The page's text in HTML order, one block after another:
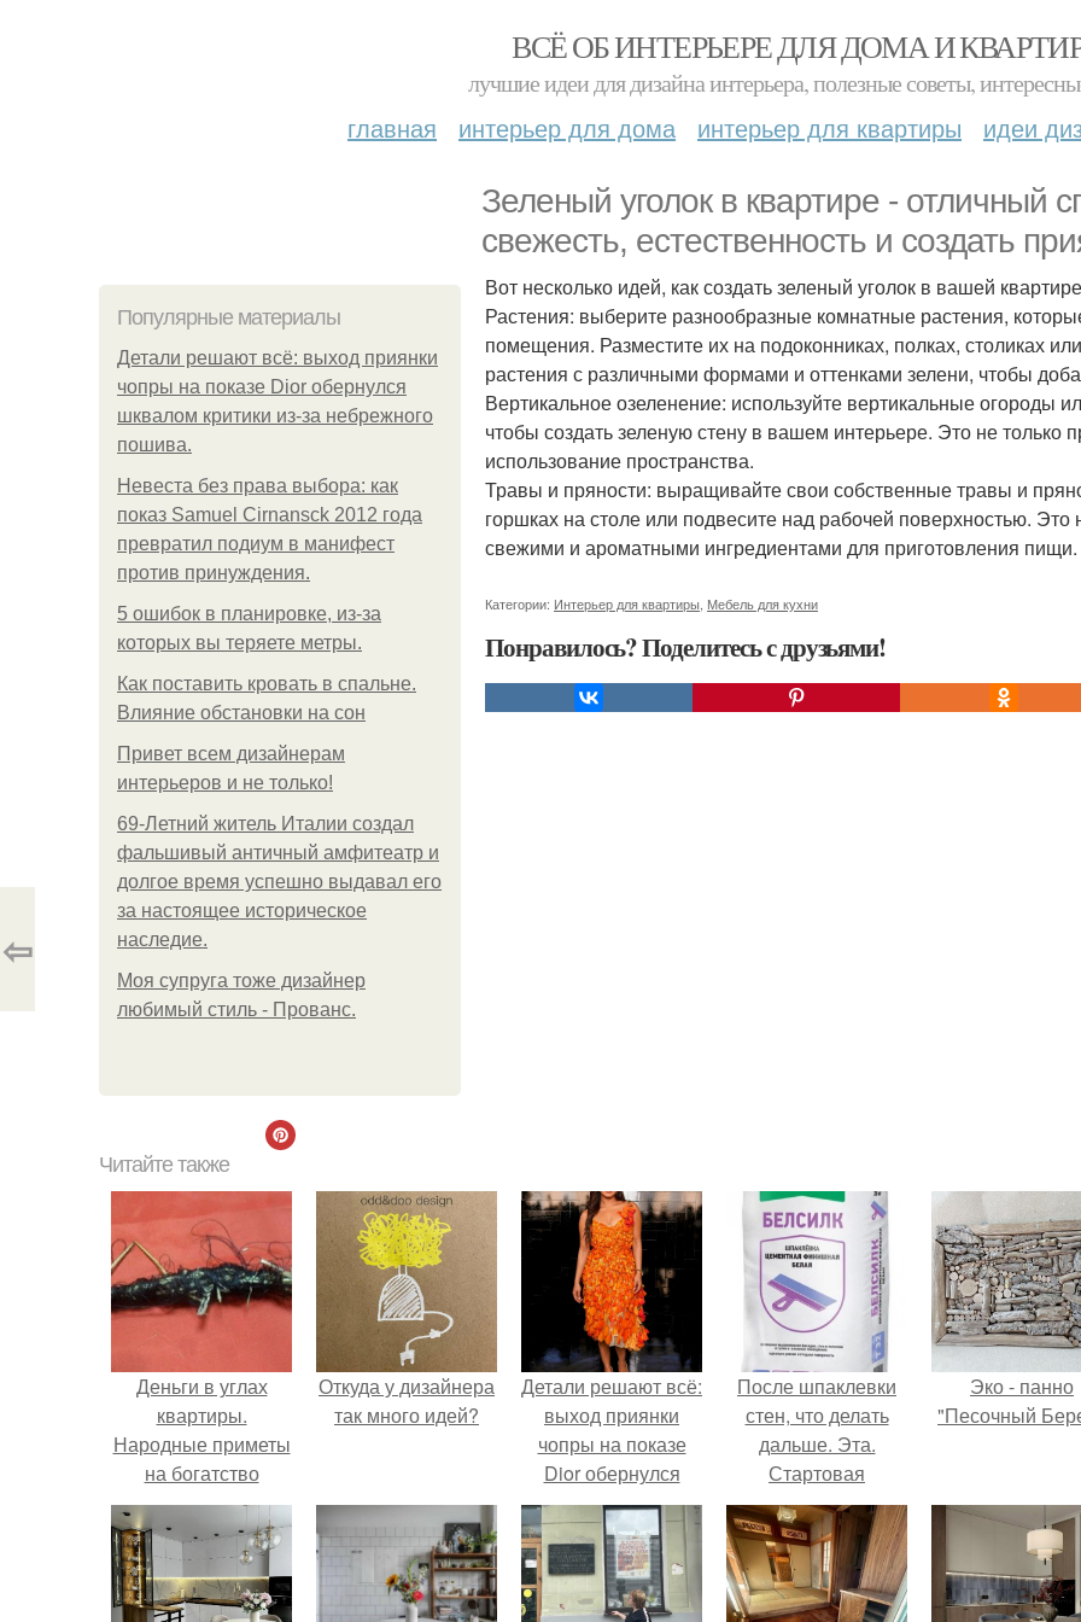
ВСЁ ОБ ИНТЕРЬЕРЕ ДЛЯ ДОМА И
лучшие идеи для дизайна интерьера, полезные советы,
главная интерьер для дома интерьер для квартиры идеи
Зеленый уголок в квартире - отличный
свежесть, естественность и создать
Популярные материалы
Детали решают всё: выход приянки
чопры на показе Dior обернулся
шквалом критики из-за небрежного
пошива.
Невеста без права выбора: как
показ Samuel Cirnansck 2012 года
превратил подиум в манифест
против принуждения.
5 ошибок в планировке, из-за
которых вы теряете метры.
Как поставить кровать в спальне.
Влияние обстановки на сон
Привет всем дизайнерам
интерьеров и не только!
69-Летний житель Италии создал
фальшивый античный амфитеатр и
долгое время успешно выдавал его
за настоящее историческое
наследие.
Моя супруга тоже дизайнер
любимый стиль - Прованс.
Вот несколько идей, как создать зеленый уголок в вашей
Растения: выберите разнообразные комнатные растения,
помещения. Разместите их на подоконниках, полках, столиках
растения с различными формами и оттенками зелени, чтобы
Вертикальное озеленение: используйте вертикальные огороды
чтобы создать зеленую стену в вашем интерьере. Это не только
использование пространства.
Травы и пряности: выращивайте свои собственные травы и
горшках на столе или подвесите над рабочей поверхностью. Это
свежими и ароматными ингредиентами для приготовления пищи.
Категории: Интерьер для квартиры Мебель для кухни
Понравилось? Поделитесь с друзьями!
⇦
Читайте также
Деньги в углах
квартиры.
Народные приметы
на богатство
Откуда у дизайнера
так много идей?
Детали решают всё:
выход приянки
чопры на показе
Dior обернулся
шквалом критики
из-за небрежного
пошива.
После шпаклевки
стен, что делать
дальше. Эта.
Стартовая
шпаклевка
Эко - панно
"Песочный